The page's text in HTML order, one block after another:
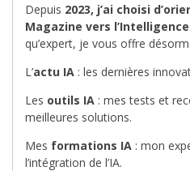
Depuis 2023, j’ai choisi
Magazine vers
qu’expert, je vous offre
L’actu IA : les dernières
Les outils IA : mes tests et
meilleures solutions.
Mes formations IA : mon
l’intégration de l’IA.